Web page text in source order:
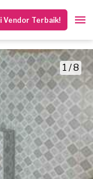
Vendor Terbaik!
1 / 8